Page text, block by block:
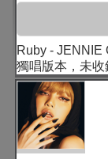
Ruby - JENNIE
獨唱版本，未收